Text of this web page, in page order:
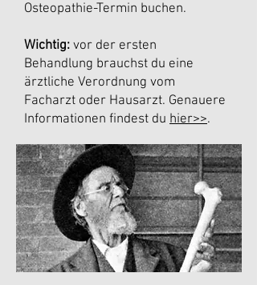
Osteopathie-Termin buchen.
Wichtig: vor der ersten
Behandlung brauchst du eine
ärztliche Verordnung vom
Facharzt oder Hausarzt. Genauere
Informationen findest du hier>>.